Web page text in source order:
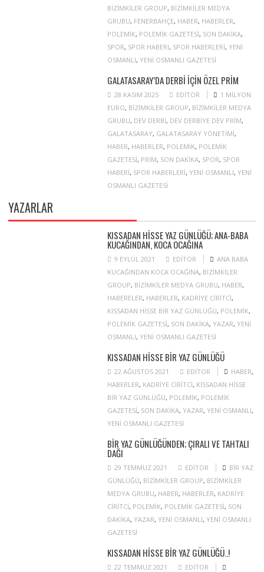
BIZIMKILER GROUP, BIZIMKILER MEDYA
GRUBU, FENERBAHÇE, HABER, HABERLER,
POLEMIK, POLEMIK GAZETESI, SON DAKIKA,
SPOR, SPOR HABERI, SPOR HABERLERI, YENI
OSMANLI, YENI OSMANLI GAZETESI
GALATASARAY’DA DERBI IÇIN ÖZEL PRIM
28 KASIM 2025 EDITOR
1 MILYON
EURO, BIZIMKILER GROUP, BIZIMKILER MEDYA
GRUBU, DEV DERBI, DEV DERBIYE DEV PRIM,
GALATASARAY, GALATASARAY YÖNETIMI,
HABER, HABERLER, POLEMIK, POLEMIK
GAZETESI, PRIM, SON DAKIKA, SPOR, SPOR
HABERI, SPOR HABERLERI, YENI OSMANLI, YENI
OSMANLI GAZETESI
YAZARLAR
KISSADAN HISSE YAZ GÜNLÜĞÜ; ANA-BABA
KUCAĞINDAN, KOCA OCAĞINA
9 EYLÜL 2021 EDITOR
ANA BABA
KUCAĞINDAN KOCA OCAĞINA, BIZIMKILER
GROUP, BIZIMKILER MEDYA GRUBU, HABER,
HABERELER, HABERLER, KADRIYE CIRITCI,
KISSADAN HISSE BIR YAZ GÜNLÜĞÜ, POLEMIK,
POLEMIK GAZETESI, SON DAKIKA, YAZAR, YENI
OSMANLI, YENI OSMANLI GAZETESI
KISSADAN HISSE BIR YAZ GÜNLÜĞÜ
22 AĞUSTOS 2021 EDITOR HABER,
HABERLER, KADRIYE CIRITCI, KISSADAN HISSE
BIR YAZ GÜNLÜĞÜ, POLEMIK, POLEMIK
GAZETESI, SON DAKIKA, YAZAR, YENI OSMANLI,
YENI OSMANLI GAZETESI
BIR YAZ GÜNLÜĞÜNDEN; ÇIRALI VE TAHTALI
DAĞI
29 TEMMUZ 2021 EDITOR
BIR YAZ
GÜNLÜĞÜ, BIZIMKILER GROUP, BIZIMKILER
MEDYA GRUBU, HABER, HABERLER, KADRIYE
CIRITCI, POLEMIK, POLEMIK GAZETESI, SON
DAKIKA, YAZAR, YENI OSMANLI, YENI OSMANLI
GAZETESI
KISSADAN HISSE BIR YAZ GÜNLÜĞÜ..!
22 TEMMUZ 2021
EDITOR